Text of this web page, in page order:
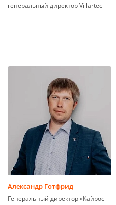
генеральный директор Villartec
Александр Готфрид
Генеральный директор «Кайрос